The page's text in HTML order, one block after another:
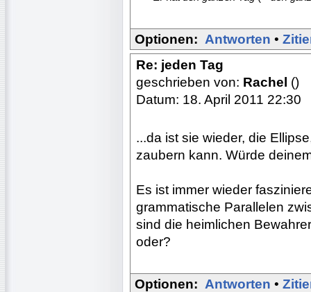
Optionen: Antworten •
Re: jeden Tag
geschrieben von: Rachel ()
Datum: 18. April 2011 22:30
...da ist sie wieder, die
zaubern kann. Würde
Es ist immer wieder
grammatische Parallelen
sind die heimlichen
oder?
Optionen: Antworten •